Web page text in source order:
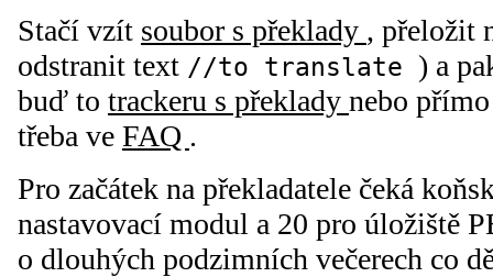
Stačí vzít soubor s překlady , přeložit
odstranit text //to translate ) a
buď to trackeru s překlady nebo
třeba ve FAQ .
Pro začátek na překladatele čeká
nastavovací modul a 20 pro úložiště
o dlouhých podzimních večerech co